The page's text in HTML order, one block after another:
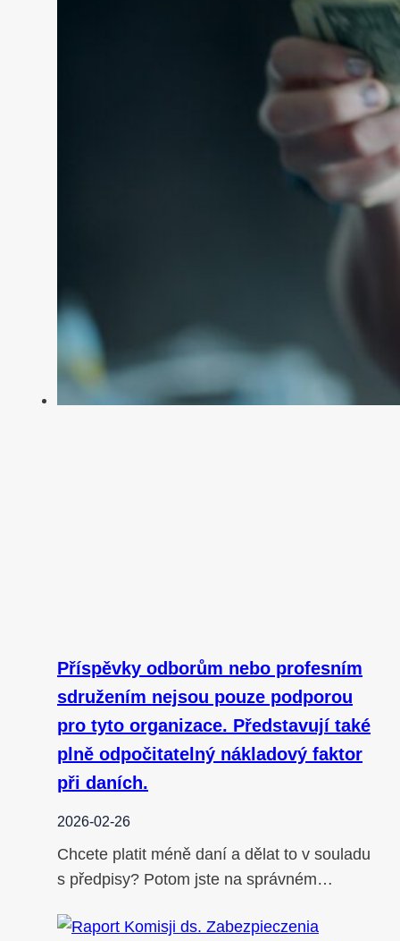
Příspěvky odborům nebo profesním
sdružením nejsou pouze podporou
pro tyto organizace. Představují také
plně odpočitatelný nákladový faktor
při daních.
2026-02-26
Chcete platit méně daní a dělat to v souladu
s předpisy? Potom jste na správném…